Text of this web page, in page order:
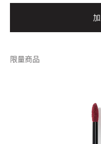
限量商品